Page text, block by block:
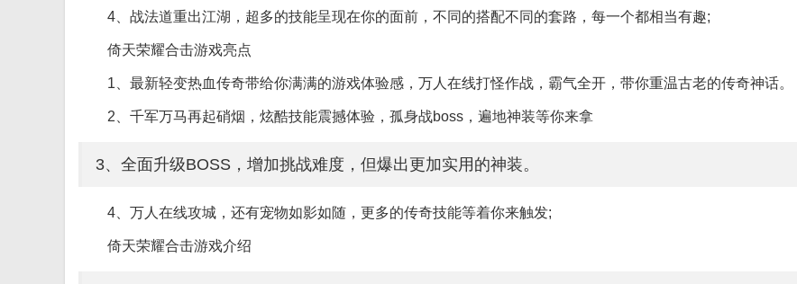
4、战法道重出江湖，超多的技能呈现在你的面前，不同的搭配不同的套路，每一个都相当有趣;
倚天荣耀合击游戏亮点
1、最新轻变热血传奇带给你满满的游戏体验感，万人在线打怪作战，霸气全开，带你重温古老的传奇神话。
2、千军万马再起硝烟，炫酷技能震撼体验，孤身战boss，遍地神装等你来拿
3、全面升级BOSS，增加挑战难度，但爆出更加实用的神装。
4、万人在线攻城，还有宠物如影如随，更多的传奇技能等着你来触发;
倚天荣耀合击游戏介绍